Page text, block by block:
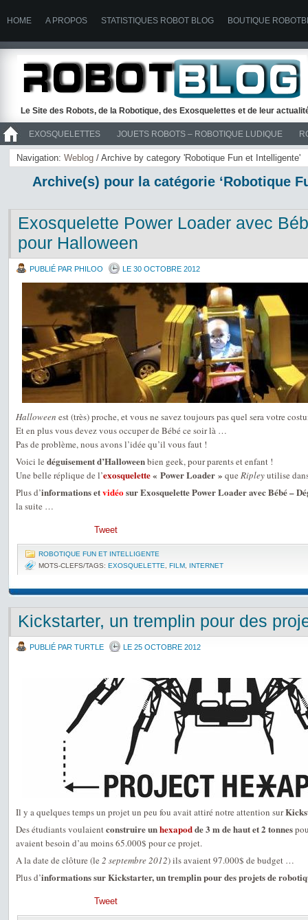
HOME A PROPOS STATISTIQUES ROBOT BLOG BOUTIQUE
Le Site des Robots, de la Robotique, des Exosquelettes et de leur
EXOSQUELETTES JOUETS ROBOTS – ROBOTIQUE LUDIQUE
>> ROBOTS
Navigation: Weblog / Archive by category 'Robotique Fun et Intelligente'
Archive(s) pour la catégorie ‘Robotique
Exosquelette Power Loader avec
pour Halloween
PUBLIÉ PAR PHILOO LE 30 OCTOBRE 2012
Halloween est (très) proche, et vous ne savez toujours pas quel sera votre
Et en plus vous devez vous occuper de Bébé ce soir là …
Pas de problème, nous avons l’idée qu’il vous faut !
Voici le déguisement d’Halloweenbien geek, pour parents et enfant !
Une belle réplique de l’exosquelette« Power Loader » que Ripleyutilise
Plus d’informations etvidéosur Exosquelette Power Loader avec Bébé –
la suite …
Tweet
ROBOTIQUE FUN ET INTELLIGENTE
MOTS-CLEFS/TAGS: EXOSQUELETTE FILM INTERNET
Kickstarter, un tremplin pour des
PUBLIÉ PAR TURTLE LE 25 OCTOBRE 2012
Il y a quelques temps un projet un peu fou avait attiré notre attention sur
Des étudiants voulaientconstruire unhexapodde 3 m de haut et 2 tonnes
avaient besoin d’au moins 65.000$ pour ce projet.
A la date de clôture (le 2 septembre 2012) ils avaient 97.000$ de budget …
Plus d’informations sur Kickstarter, un tremplin pour des projets de
Tweet